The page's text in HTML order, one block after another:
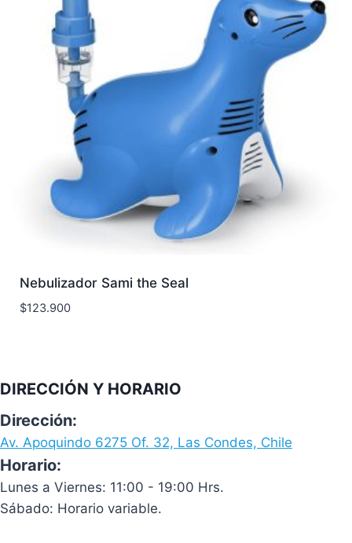
Nebulizador Sami the Seal
$123.900
DIRECCIÓN Y HORARIO
Dirección:
Av. Apoquindo 6275 Of. 32, Las Condes, Chile
Horario:
Lunes a Viernes: 11:00 - 19:00 Hrs.
Sábado: Horario variable.